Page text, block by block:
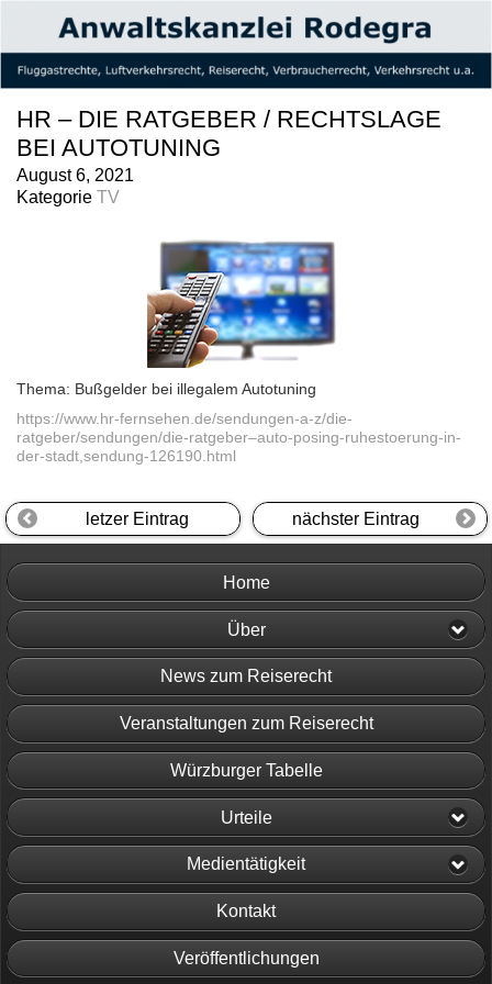
HR – DIE RATGEBER / RECHTSLAGE
BEI AUTOTUNING
August 6, 2021
Kategorie TV
Thema: Bußgelder bei illegalem Autotuning
https://www.hr-fernsehen.de/sendungen-a-z/die-
ratgeber/sendungen/die-ratgeber–auto-posing-ruhestoerung-in-
der-stadt,sendung-126190.html
letzer Eintrag nächster Eintrag
Home
Über
News zum Reiserecht
Veranstaltungen zum Reiserecht
Würzburger Tabelle
Urteile
Medientätigkeit
Kontakt
Veröffentlichungen